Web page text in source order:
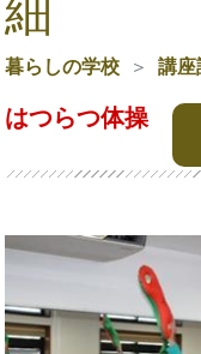
細
暮らしの学校 講座
はつらつ体操